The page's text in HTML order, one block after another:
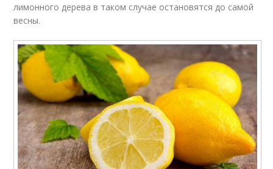
лимонного дерева в таком случае остановятся до самой
весны.